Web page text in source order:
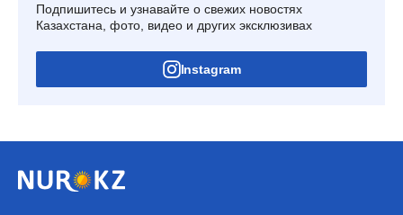
Подпишитесь и узнавайте о свежих новостях
Казахстана, фото, видео и других эксклюзивах
Instagram